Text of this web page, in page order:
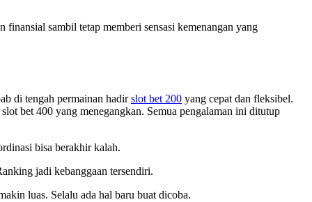
finansial sambil tetap memberi sensasi kemenangan yang
di tengah permainan hadirslot bet 200 yang cepat dan fleksibel.
bet 400 yang menegangkan. Semua pengalaman ini ditutup
bisa berakhir kalah.
jadi kebanggaan tersendiri.
luas. Selalu ada hal baru buat dicoba.